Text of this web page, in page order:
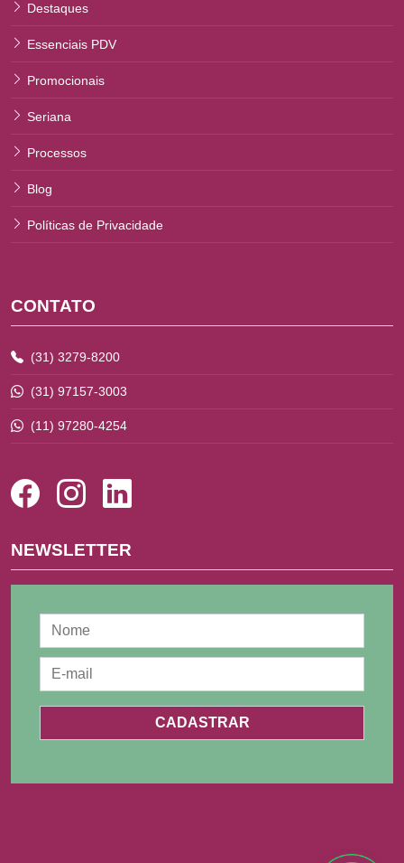
Destaques
Essenciais PDV
Promocionais
Seriana
Processos
Blog
Políticas de Privacidade
CONTATO
(31) 3279-8200
(31) 97157-3003
(11) 97280-4254
NEWSLETTER